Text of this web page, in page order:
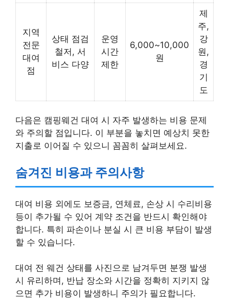
전문
대여
점
철저, 서
비스 다양
시간
제한
원
제
주,
강
원,
경
기
도
와 주의할 점입니다. 이 부분을 놓치면 예상치 못한
지출로 이어질 수 있으니 꼼꼼히 살펴보세요.
숨겨진 비용과 주의사항
등이 추가될 수 있어 계약 조건을 반드시 확인해야
합니다. 특히 파손이나 분실 시 큰 비용 부담이 발생
할 수 있습니다.
시 유리하며, 반납 장소와 시간을 정확히 지키지 않
으면 추가 비용이 발생하니 주의가 필요합니다.